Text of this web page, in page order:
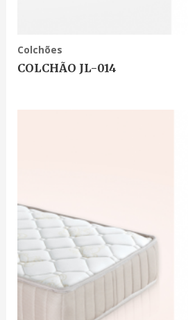
Colchões
COLCHÃO JL-014